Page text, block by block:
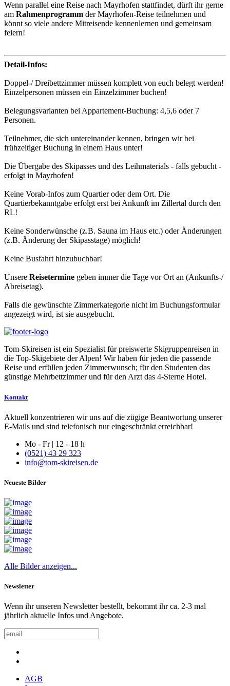
Wenn parallel eine Reise nach Mayrhofen stattfindet, dürft ihr gerne
am Rahmenprogramm der Mayrhofen-Reise teilnehmen und
könnt so viele andere Mitreisende kennenlernen und gemeinsam
feiern!
Detail-Infos:
Doppel-/ Dreibettzimmer müssen komplett von euch belegt werden!
Einzelpersonen müssen ein Einzelzimmer buchen!
Belegungsvarianten bei Appartement-Buchung: 4,5,6 oder 7
Personen.
Teilnehmer, die sich untereinander kennen, bringen wir bei
frühzeitiger Buchung in einem Haus unter!
Die Übergabe des Skipasses und des Leihmaterials - falls gebucht -
erfolgt in Mayrhofen!
Keine Vorab-Infos zum Quartier oder dem Ort. Die
Quartierbekanntgabe erfolgt erst bei Ankunft im Zillertal durch den
RL!
Keine Sonderwünsche (z.B. Sauna im Haus etc.) oder Änderungen
(z.B. Änderung der Skipasstage) möglich!
Keine Busfahrt hinzubuchbar!
Unsere Reisetermine geben immer die Tage vor Ort an (Ankunfts-/
Abreisetag).
Falls die gewünschte Zimmerkategorie nicht im Buchungsformular
angezeigt wird, ist sie ausgebucht.
Tom-Skireisen ist ein Spezialist für preiswerte Skigruppenreisen in
die Top-Skigebiete der Alpen! Wir haben für jeden die passende
Reise und erfüllen jeden Zimmerwunsch; für den Studenten das
günstige Mehrbettzimmer und für den Arzt das 4-Sterne Hotel.
Kontakt
Aktuell konzentrieren wir uns auf die zügige Beantwortung unserer
E-Mails und sind telefonisch nur eingeschränkt erreichbar!
Mo - Fr | 12 - 18 h
(0521) 43 29 323
info@tom-skireisen.de
Neueste Bilder
Alle Bilder anzeigen...
Newsletter
Wenn ihr unseren Newsletter bestellt, bekommt ihr ca. 2-3 mal
jährlich aktuelle Infos und Angebote.
AGB